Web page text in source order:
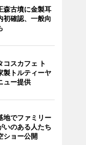
森古墳に金製耳
確認、一般向
コスカフェ ト
トルティーヤ
ュー提供
地でファミリー
のある人たち
ショー公開